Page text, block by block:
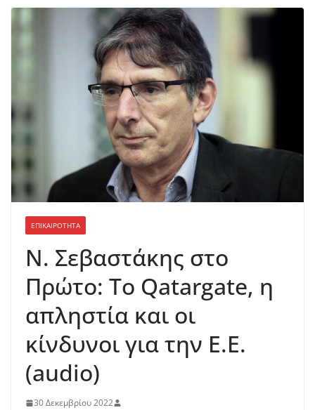
ΕΠΙΚΑΙΡΟΤΗΤΑ
Ν. Σεβαστάκης στο
Πρώτο: Το Qatargate, η
απληστία και οι
κίνδυνοι για την Ε.Ε.
(audio)
30 Δεκεμβρίου 2022